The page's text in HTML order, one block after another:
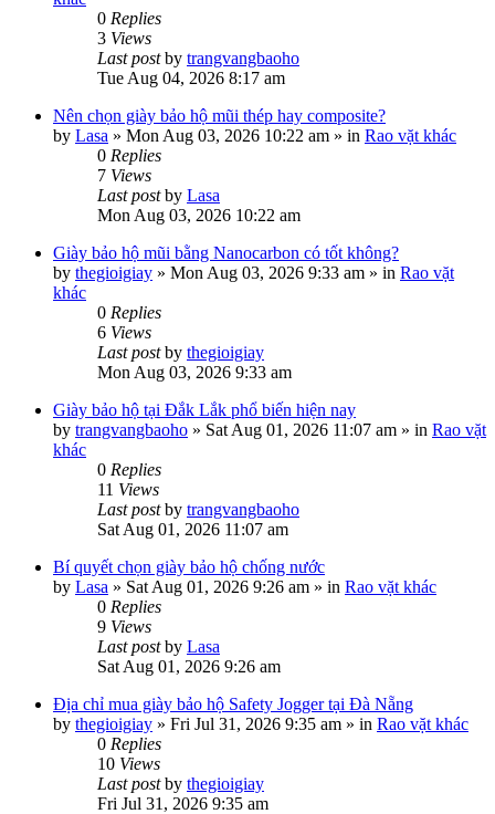
0 Replies
3 Views
Last postby trangvangbaoho
Tue Aug 04, 2026 8:17 am
Nên chọn giày bảo hộ mũi thép hay composite?
by Lasa » Mon Aug 03, 2026 10:22 am » in Rao vặt khác
0 Replies
7 Views
Last postby Lasa
Mon Aug 03, 2026 10:22 am
Giày bảo hộ mũi bằng Nanocarbon có tốt không?
by thegioigiay » Mon Aug 03, 2026 9:33 am » in Rao vặt
khác
0 Replies
6 Views
Last postby thegioigiay
Mon Aug 03, 2026 9:33 am
Giày bảo hộ tại Đắk Lắk phổ biến hiện nay
by trangvangbaoho » Sat Aug 01, 2026 11:07 am » in Rao vặt
khác
0 Replies
11 Views
Last postby trangvangbaoho
Sat Aug 01, 2026 11:07 am
Bí quyết chọn giày bảo hộ chống nước
by Lasa » Sat Aug 01, 2026 9:26 am » in Rao vặt khác
0 Replies
9 Views
Last postby Lasa
Sat Aug 01, 2026 9:26 am
Địa chỉ mua giày bảo hộ Safety Jogger tại Đà Nẵng
by thegioigiay » Fri Jul 31, 2026 9:35 am » in Rao vặt khác
0 Replies
10 Views
Last postby thegioigiay
Fri Jul 31, 2026 9:35 am